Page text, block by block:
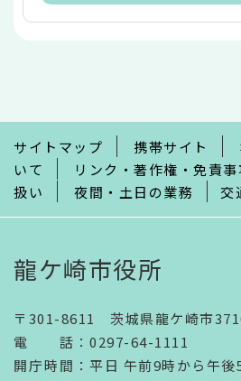
で
サイトマップ 携帯サイト
いて
リンク・著作権・免責事
扱い
夜間・土日の業務 交
龍ケ崎市役所
〒301-8611 茨城県龍ケ崎市
電話 ： 0297-64-1111
開庁時間 ： 平日 午前9時から午